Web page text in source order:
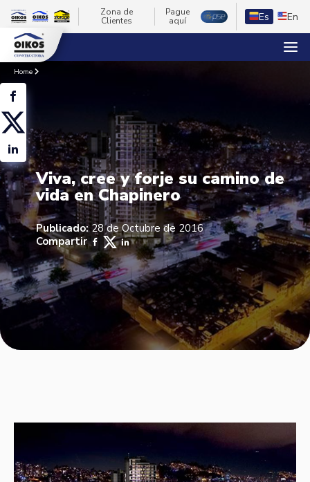
Zona de
Clientes
Pague
aquí
Es En
Home
Viva, cree y forje su camino de
vida en Chapinero
Publicado:28 de Octubre de 2016
Compartir